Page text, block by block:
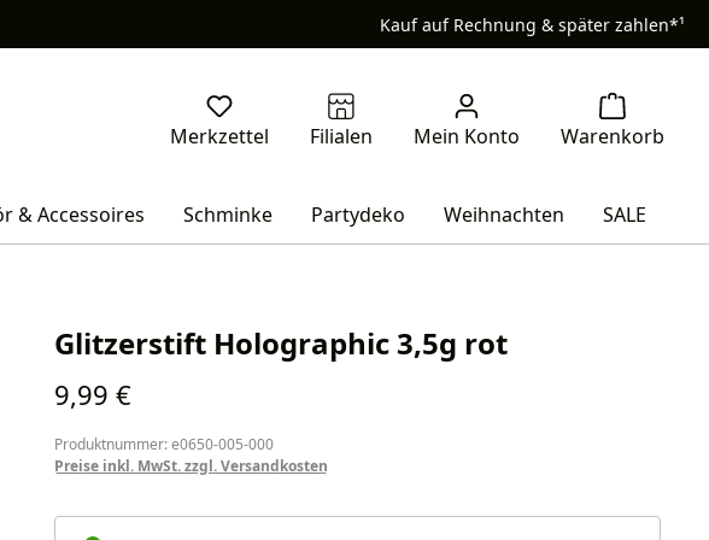
Kauf auf Rechnung & später zahlen*¹
& Accessoires Schminke Partydeko Weihnachten SALE
Glitzerstift Holographic 3,5g rot
Regulärer Preis:
9,99 €
Produktnummer: e0650-005-000
Preise inkl. MwSt. zzgl. Versandkosten